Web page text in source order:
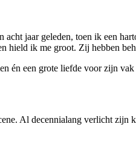
jaar geleden, toen ik een
hield ik me groot. Zij hebben
én een grote liefde voor zijn
Al decennialang verlicht zijn